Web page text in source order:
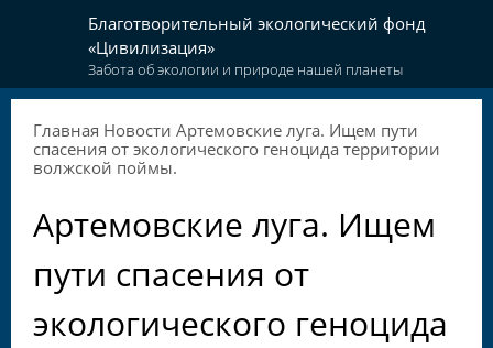
Благотворительный экологический фонд
«Цивилизация»
Забота об экологии и природе нашей планеты
Главная Новости Артемовские луга. Ищем пути
спасения от экологического геноцида территории
волжской поймы.
Артемовские луга. Ищем
пути спасения от
экологического геноцида